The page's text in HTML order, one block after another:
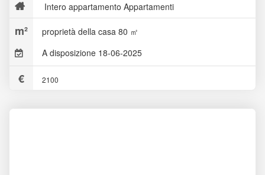
Intero appartamento Appartamenti
proprietà della casa 80 ㎡
A disposizione 18-06-2025
2100